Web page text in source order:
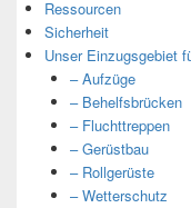
Ressourcen
Sicherheit
Unser Einzugsgebiet
– Aufzüge
– Behelfsbrücken
– Fluchttreppen
– Gerüstbau
– Rollgerüste
– Wetterschutz